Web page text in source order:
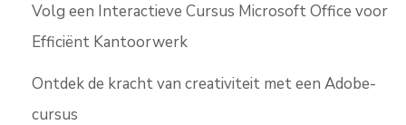
Volg een Interactieve Cursus Microsoft Office voor
Efficiënt Kantoorwerk
Ontdek de kracht van creativiteit met een Adobe-
cursus